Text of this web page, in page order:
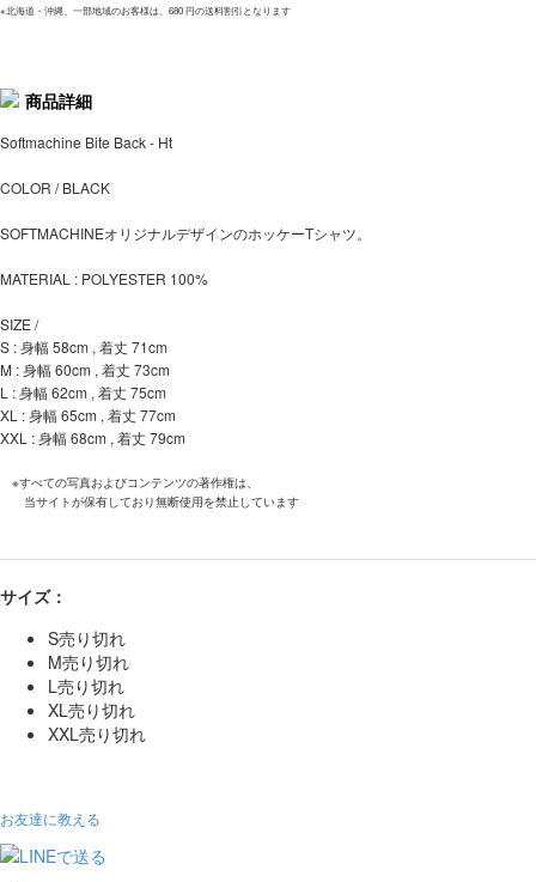
※北海道・沖縄、一部地域のお客様は、680 円の送料割引となります
商品詳細
Softmachine Bite Back - Ht
COLOR / BLACK
SOFTMACHINEオリジナルデザインのホッケーTシャツ。
MATERIAL : POLYESTER 100%
SIZE /
S : 身幅 58cm , 着丈 71cm
M : 身幅 60cm , 着丈 73cm
L : 身幅 62cm , 着丈 75cm
XL : 身幅 65cm , 着丈 77cm
XXL : 身幅 68cm , 着丈 79cm
※すべての写真およびコンテンツの著作権は、
当サイトが保有しており無断使用を禁止しています
サイズ：
S売り切れ
M売り切れ
L売り切れ
XL売り切れ
XXL売り切れ
お友達に教える